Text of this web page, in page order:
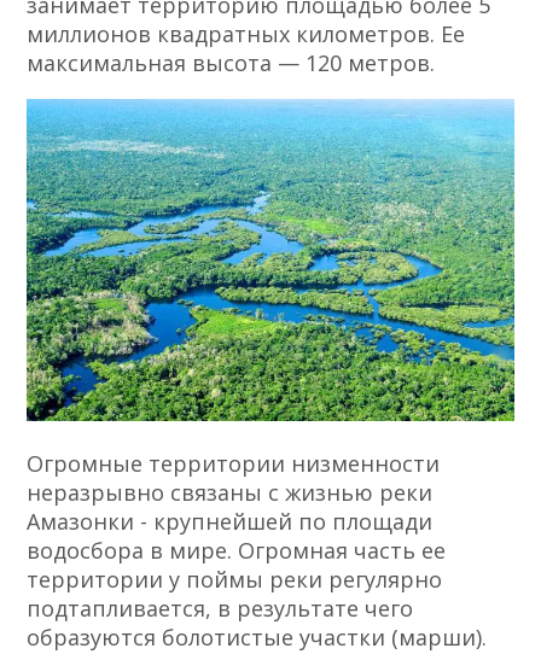
миллионов квадратных километров. Ее
максимальная высота — 120 метров.
Огромные территории низменности
неразрывно связаны с жизнью реки
Амазонки - крупнейшей по площади
водосбора в мире. Огромная часть ее
территории у поймы реки регулярно
подтапливается, в результате чего
образуются болотистые участки (марши).